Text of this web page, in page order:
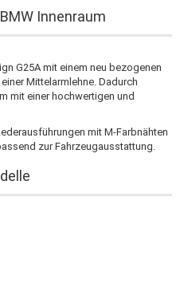
Innenraum
G25A mit einem neu bezogenen
Mittelarmlehne. Dadurch
mit einer hochwertigen und
mit M-Farbnähten
zur Fahrzeugausstattung.